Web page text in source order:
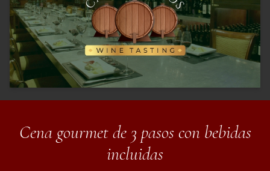
Cena gourmet de 3 pasos con bebidas
incluidas